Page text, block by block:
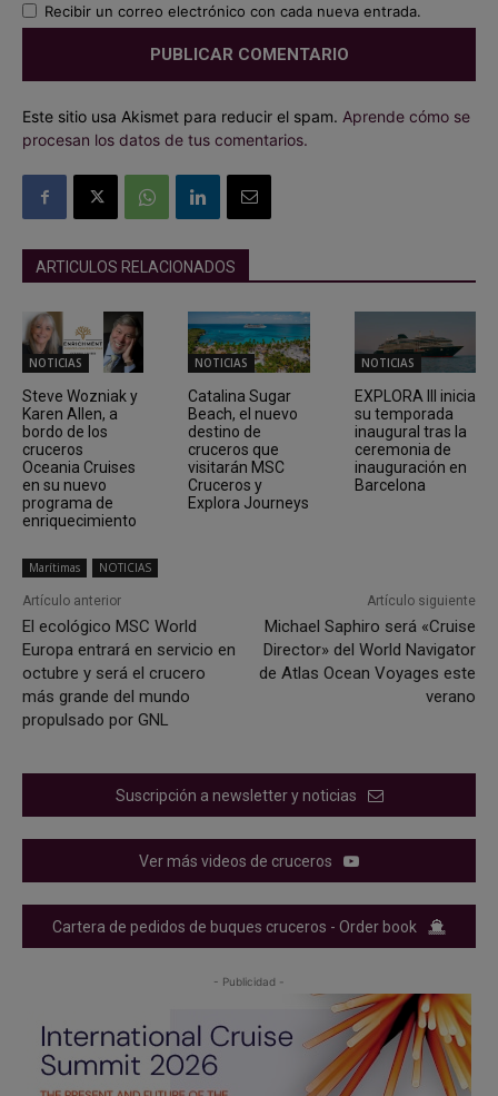
Recibir un correo electrónico con cada nueva entrada.
Este sitio usa Akismet para reducir el spam. Aprende cómo se
procesan los datos de tus comentarios.
ARTICULOS RELACIONADOS
NOTICIAS
Steve Wozniak y
Karen Allen, a
bordo de los
cruceros
Oceania Cruises
en su nuevo
programa de
enriquecimiento
NOTICIAS
Catalina Sugar
Beach, el nuevo
destino de
cruceros que
visitarán MSC
Cruceros y
Explora Journeys
NOTICIAS
EXPLORA III inicia
su temporada
inaugural tras la
ceremonia de
inauguración en
Barcelona
Marítimas NOTICIAS
Artículo anterior
El ecológico MSC World
Europa entrará en servicio en
octubre y será el crucero
más grande del mundo
propulsado por GNL
Artículo siguiente
Michael Saphiro será «Cruise
Director» del World Navigator
de Atlas Ocean Voyages este
verano
Suscripción a newsletter y noticias
Ver más videos de cruceros
Cartera de pedidos de buques cruceros - Order book
- Publicidad -